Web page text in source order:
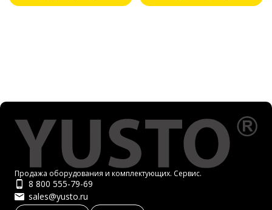
Продажа оборудования и комплектующих. Сервис.
8 800 555-79-69
sales@yusto.ru